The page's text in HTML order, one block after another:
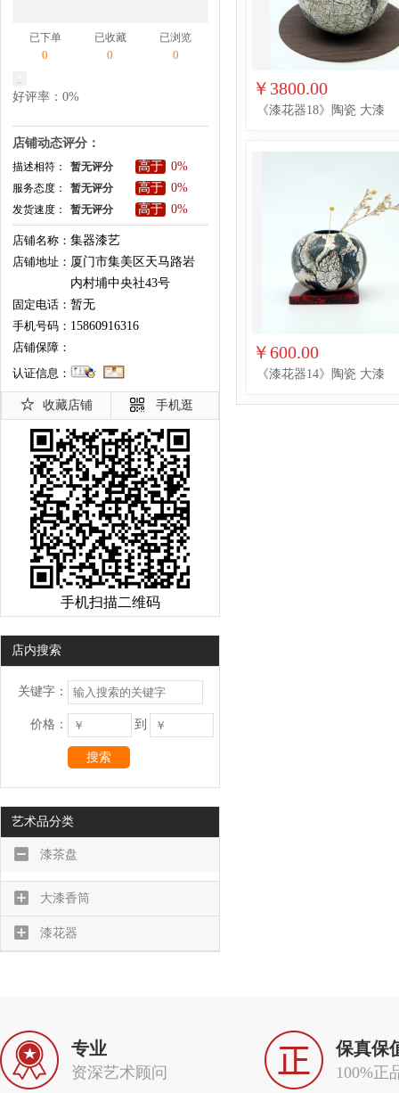
已下单
0
已收藏
0
已浏览
0
好评率：0%
店铺动态评分：
描述相符： 暂无评分 高于 0%
服务态度： 暂无评分 高于 0%
发货速度： 暂无评分 高于 0%
店铺名称： 集器漆艺
店铺地址： 厦门市集美区天马路岩
内村埔中央社43号
固定电话： 暂无
手机号码： 15860916316
店铺保障：
认证信息：
收藏店铺 手机逛
手机扫描二维码
店内搜索
关键字：
价格： 到
搜索
艺术品分类
漆茶盘
大漆香筒
漆花器
￥3800.00
《漆花器18》陶瓷 大漆
￥600.00
《漆花器14》陶瓷 大漆
专业
资深艺术顾问
保真保
100%正